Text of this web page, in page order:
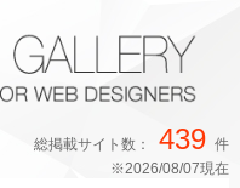
総掲載サイト数： 439件
※2026/08/07現在